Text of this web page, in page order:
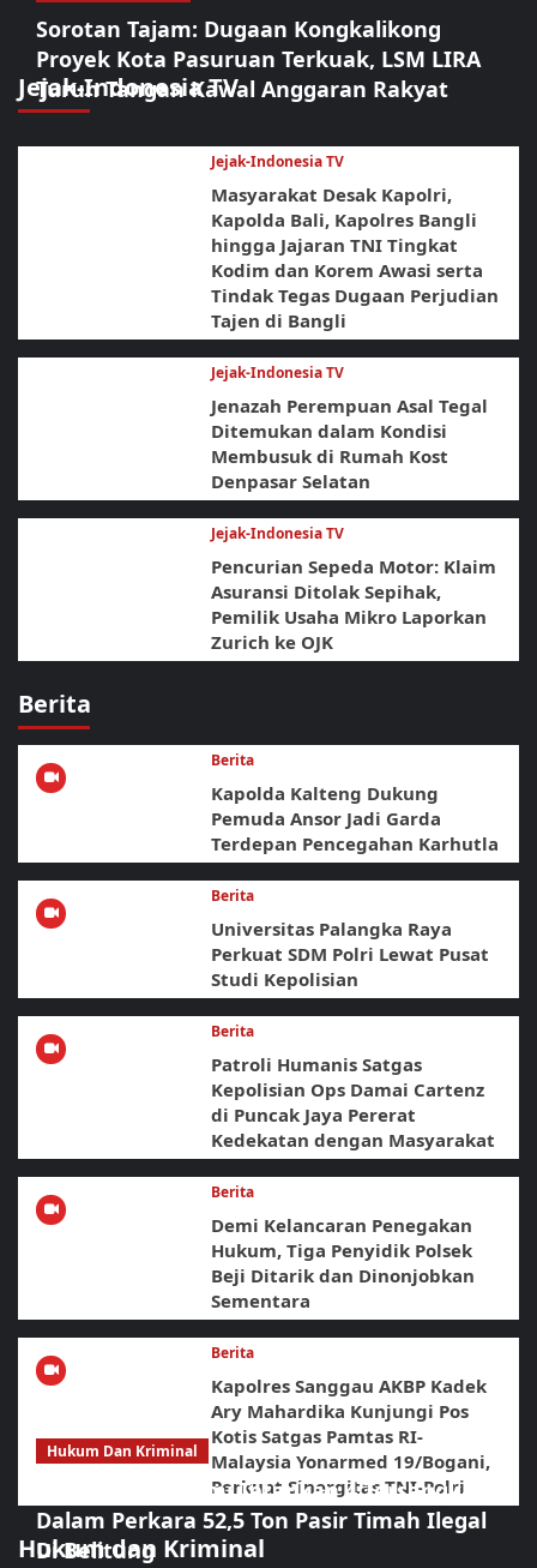
Jejak-Indonesia TV
Sorotan Tajam: Dugaan Kongkalikong
Proyek Kota Pasuruan Terkuak, LSM LIRA
Turun Tangan Kawal Anggaran Rakyat
Jejak-Indonesia TV
Masyarakat Desak Kapolri,
Kapolda Bali, Kapolres Bangli
hingga Jajaran TNI Tingkat
Kodim dan Korem Awasi serta
Tindak Tegas Dugaan Perjudian
Tajen di Bangli
Jejak-Indonesia TV
Jenazah Perempuan Asal Tegal
Ditemukan dalam Kondisi
Membusuk di Rumah Kost
Denpasar Selatan
Jejak-Indonesia TV
Pencurian Sepeda Motor: Klaim
Asuransi Ditolak Sepihak,
Pemilik Usaha Mikro Laporkan
Zurich ke OJK
Berita
Berita
Kapolda Kalteng Dukung
Pemuda Ansor Jadi Garda
Terdepan Pencegahan Karhutla
Berita
Universitas Palangka Raya
Perkuat SDM Polri Lewat Pusat
Studi Kepolisian
Berita
Patroli Humanis Satgas
Kepolisian Ops Damai Cartenz
di Puncak Jaya Pererat
Kedekatan dengan Masyarakat
Berita
Demi Kelancaran Penegakan
Hukum, Tiga Penyidik Polsek
Beji Ditarik dan Dinonjobkan
Sementara
Berita
Kapolres Sanggau AKBP Kadek
Ary Mahardika Kunjungi Pos
Kotis Satgas Pamtas RI-
Malaysia Yonarmed 19/Bogani,
Perkuat Sinergitas TNI-Polri
Hukum dan Kriminal
Hukum Dan Kriminal
Polda Babel Resmi Tetapkan 4 Tersangka
Dalam Perkara 52,5 Ton Pasir Timah Ilegal
Di Belitung